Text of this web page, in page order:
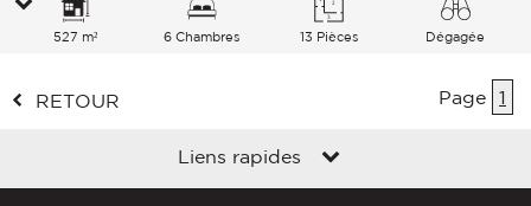
527 m² 6 Chambres 13 Pièces
Dégagée
RETOUR Page 1
Liens rapides